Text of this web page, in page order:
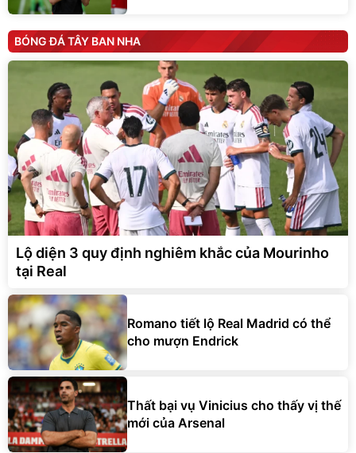
BÓNG ĐÁ TÂY BAN NHA
Lộ diện 3 quy định nghiêm khắc của Mourinho
tại Real
Romano tiết lộ Real Madrid có thể
cho mượn Endrick
Thất bại vụ Vinicius cho thấy vị thế
mới của Arsenal